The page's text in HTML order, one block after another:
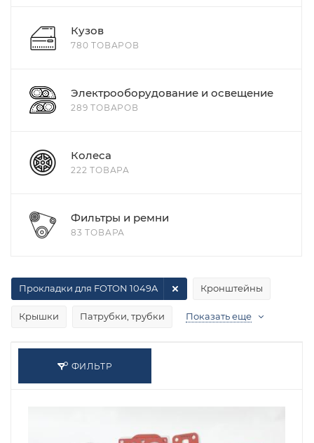
Кузов
780 ТОВАРОВ
Электрооборудование и освещение
289 ТОВАРОВ
Колеса
222 ТОВАРА
Фильтры и ремни
83 ТОВАРА
Кронштейны
Крышки Патрубки, трубки
Прокладки для FOTON 1049A
Показать еще
ФИЛЬТР